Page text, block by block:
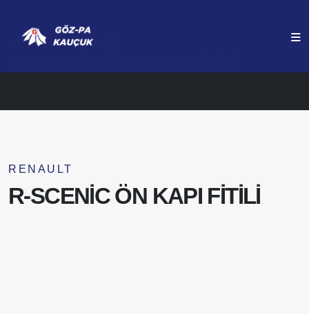
ANASAYFA ÜRÜNLERIMIZ
RENAULT
R-SCENİC ÖN KAPI FİTİLİ